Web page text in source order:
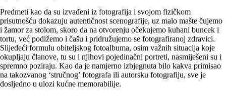
Predmeti kao da su izvađeni iz fotografija i svojom fizičkom
prisutnošću dokazuju autentičnost scenografije, uz malo mašte čujemo
i žamor za stolom, skoro da na otvorenju očekujemo kuhani buncek i
tortu, već podižemo i čašu i pridružujemo se fotografiranoj zdravici.
Slijedeći formulu obiteljskog fotoalbuma, osim važnih situacija koje
okupljaju članove, tu su i njihovi pojedinačni portreti, nasmiješeni su i
spremno poziraju. Kao da je namjerno izbjegnuta bilo kakva primisao
na takozvanog ‘stručnog’ fotografa ili autorsku fotografiju, sve je
dosljedno u ulozi kućne memorabilije.